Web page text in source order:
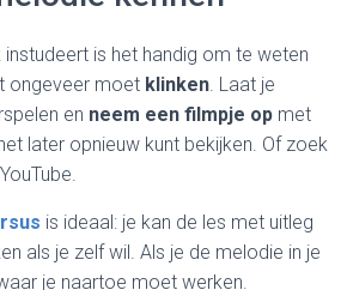
instudeert is het handig om te weten
ongeveer moet klinken. Laat je
en neem een filmpje op met
later opnieuw kunt bekijken. Of zoek
is ideaal: je kan de les met uitleg
als je zelf wil. Als je de melodie in je
je naartoe moet werken.